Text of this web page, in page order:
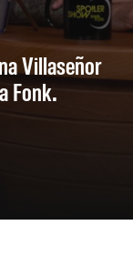
Villaseñor
Fonk.